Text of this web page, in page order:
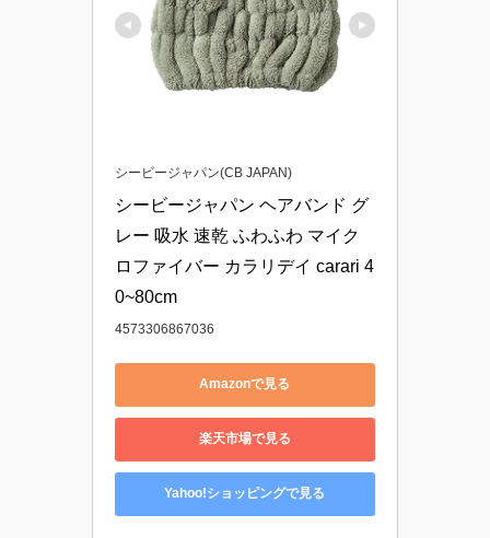
シービージャパン(CB JAPAN)
シービージャパン ヘアバンド グ
レー 吸水 速乾 ふわふわ マイク
ロファイバー カラリデイ carari 4
0~80cm
4573306867036
Amazonで見る
楽天市場で見る
Yahoo!ショッピングで見る